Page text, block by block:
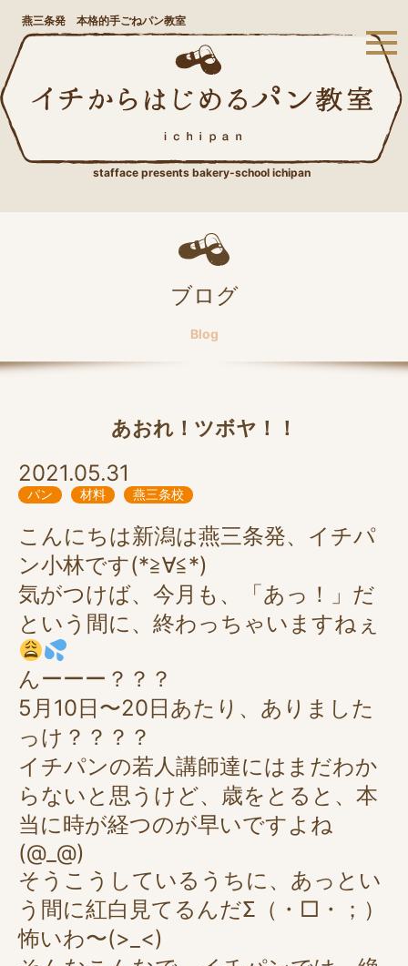
燕三条発 本格的手ごねパン教室
stafface presents bakery-school ichipan
ブログ
Blog
あおれ！ツボヤ！！
2021.05.31
パン 材料 燕三条校
こんにちは新潟は燕三条発、イチパ
ン小林です(*≧∀≦*)
気がつけば、今月も、「あっ！」だ
という間に、終わっちゃいますねぇ
んーーー？？？
5月10日〜20日あたり、ありました
っけ？？？？
イチパンの若人講師達にはまだわか
らないと思うけど、歳をとると、本
当に時が経つのが早いですよね
(@_@)
そうこうしているうちに、あっとい
う間に紅白見てるんだΣ（・□・；）
怖いわ〜(>_<)